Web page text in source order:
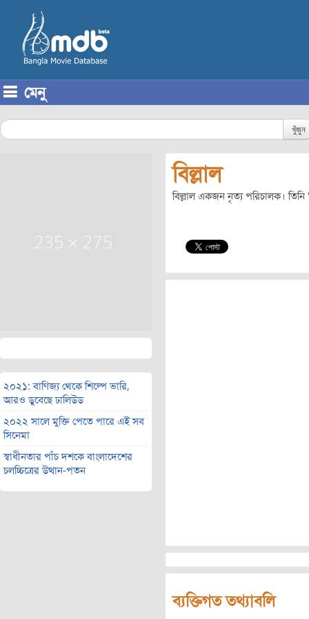
মেনু
খুঁজুন
২০২১: বাণিজ্য থেকে শিল্পে ভারি,
আরও ডুবেছে ঢালিউড
২০২২ সালে মুক্তি পেতে পারে এই সব
সিনেমা
স্বাধীনতার পাঁচ দশকে বাংলাদেশের
চলচ্চিত্রের উত্থান-পতন
বিল্লাল
বিল্লাল একজন নৃত্য পরিচালক।
ব্যক্তিগত তথ্যাবলি